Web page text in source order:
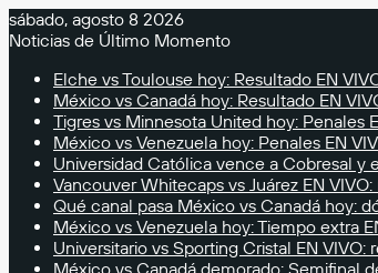
sábado, agosto 8 2026
Noticias de Último Momento
Elche vs Toulouse hoy: Resultado EN
México vs Canadá hoy: Resultado EN
Tigres vs Minnesota United hoy: Penales
México vs Venezuela hoy: Penales EN
Universidad Católica vence a Cobresal y
Vancouver Whitecaps vs Juárez EN
Qué canal pasa México vs Canadá hoy:
México vs Venezuela hoy: Tiempo extra
Universitario vs Sporting Cristal EN